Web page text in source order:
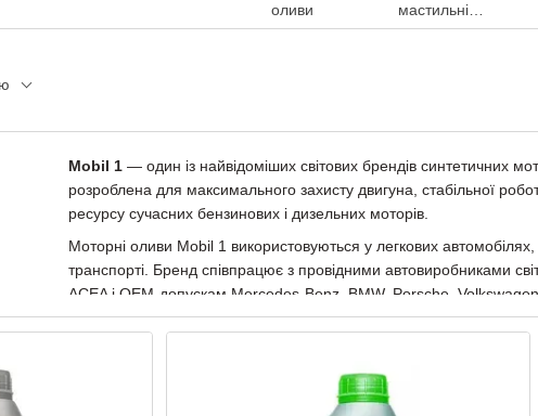
оливи
мастильні
матеріали
Mobil 1 — один із найвідоміших світових брендів синтетичних
розроблена для максимального захисту двигуна, стабільної
ресурсу сучасних бензинових і дизельних моторів.
Моторні оливи Mobil 1 використовуються у легкових
транспорті. Бренд співпрацює з провідними автовиробниками
ACEA і OEM-допускам Mercedes-Benz, BMW, Porsche,
рішення для сучасних двигунів із турбіною, системами Start-Stop